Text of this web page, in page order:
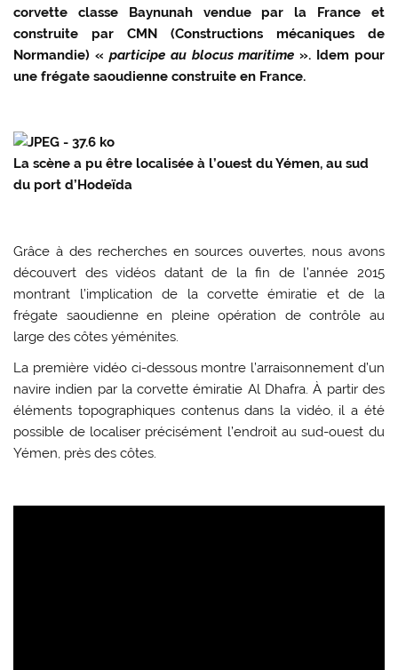
corvette classe Baynunah vendue par la France et
construite par CMN (Constructions mécaniques de
Normandie) « participe au blocus maritime ». Idem pour
une frégate saoudienne construite en France.
La scène a pu être localisée à l’ouest du Yémen, au sud
du port d’Hodeïda
Grâce à des recherches en sources ouvertes, nous avons
découvert des vidéos datant de la fin de l’année 2015
montrant l’implication de la corvette émiratie et de la
frégate saoudienne en pleine opération de contrôle au
large des côtes yéménites.
La première vidéo ci-dessous montre l’arraisonnement d’un
navire indien par la corvette émiratie Al Dhafra. À partir des
éléments topographiques contenus dans la vidéo, il a été
possible de localiser précisément l’endroit au sud-ouest du
Yémen, près des côtes.